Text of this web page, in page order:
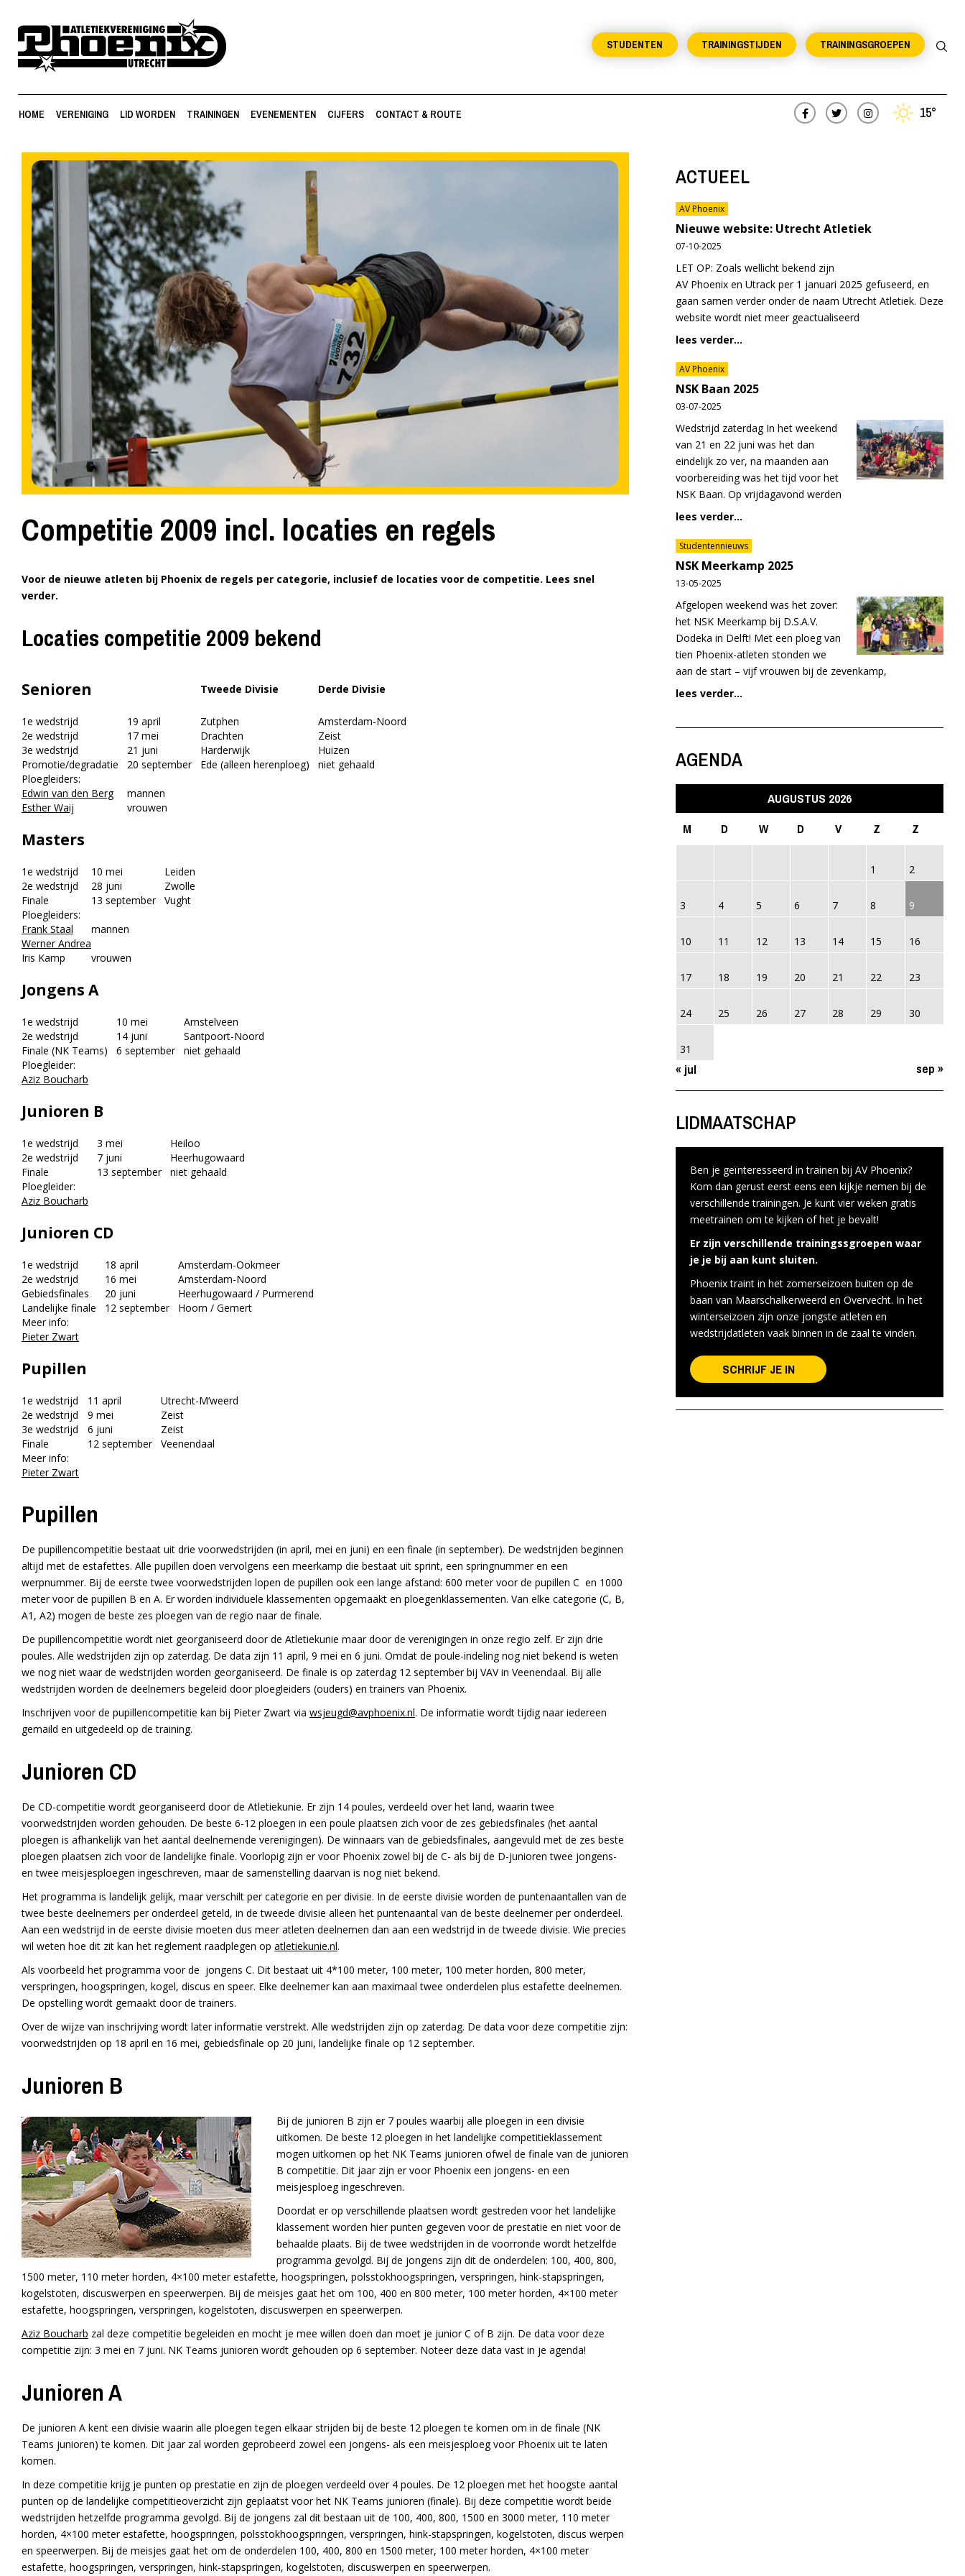
TRAININGSGROEPEN
TRAININGSTIJDEN
STUDENTEN
HOME VERENIGING LID WORDEN TRAININGEN EVENEMENTEN CIJFERS CONTACT & ROUTE 15°
Competitie 2009 incl. locaties en regels
Voor de nieuwe atleten bij Phoenix de regels per categorie, inclusief de locaties voor de competitie. Lees snel
verder.
Locaties competitie 2009 bekend
Senioren Tweede Divisie Derde Divisie
1e wedstrijd 19 april Zutphen
Amsterdam-Noord
2e wedstrijd
17 mei Drachten
Zeist
3e wedstrijd
21 juni Harderwijk
Huizen
Promotie/degradatie 20 septemberEde (alleen herenploeg) niet gehaald
Ploegleiders:
Edwin van den Berg
mannen
Esther Waij
vrouwen
Masters
1e wedstrijd 10 mei
Leiden
2e wedstrijd
28 juni
Zwolle
Finale
13 septemberVught
Ploegleiders:
Frank Staal
mannen
Werner Andrea
Iris Kamp
vrouwen
Jongens A
1e wedstrijd 10 mei
Amstelveen
2e wedstrijd
14 juni
Santpoort-Noord
Finale (NK Teams) 6 septemberniet gehaald
Ploegleider:
Aziz Boucharb
Junioren B
1e wedstrijd 3 mei
Heiloo
2e wedstrijd
7 juni
Heerhugowaard
Finale
13 septemberniet gehaald
Ploegleider:
Aziz Boucharb
Junioren CD
1e wedstrijd 18 april
Amsterdam-Ookmeer
2e wedstrijd
16 mei
Amsterdam-Noord
Gebiedsfinales
20 juni
Heerhugowaard / Purmerend
Landelijke finale 12 septemberHoorn / Gemert
Meer info:
Pieter Zwart
Pupillen
1e wedstrijd 11 april
Utrecht-M’weerd
2e wedstrijd
9 mei
Zeist
3e wedstrijd
6 juni
Zeist
Finale
12 septemberVeenendaal
Meer info:
Pieter Zwart
Pupillen
De pupillencompetitie bestaat uit drie voorwedstrijden (in april, mei en juni) en een finale (in september). De wedstrijden beginnen
altijd met de estafettes. Alle pupillen doen vervolgens een meerkamp die bestaat uit sprint, een springnummer en een
werpnummer. Bij de eerste twee voorwedstrijden lopen de pupillen ook een lange afstand: 600 meter voor de pupillen C en 1000
meter voor de pupillen B en A. Er worden individuele klassementen opgemaakt en ploegenklassementen. Van elke categorie (C, B,
A1, A2) mogen de beste zes ploegen van de regio naar de finale.
De pupillencompetitie wordt niet georganiseerd door de Atletiekunie maar door de verenigingen in onze regio zelf. Er zijn drie
poules. Alle wedstrijden zijn op zaterdag. De data zijn 11 april, 9 mei en 6 juni. Omdat de poule-indeling nog niet bekend is weten
we nog niet waar de wedstrijden worden georganiseerd. De finale is op zaterdag 12 september bij VAV in Veenendaal. Bij alle
wedstrijden worden de deelnemers begeleid door ploegleiders (ouders) en trainers van Phoenix.
Inschrijven voor de pupillencompetitie kan bij Pieter Zwart via wsjeugd@avphoenix.nl. De informatie wordt tijdig naar iedereen
gemaild en uitgedeeld op de training.
Junioren CD
De CD-competitie wordt georganiseerd door de Atletiekunie. Er zijn 14 poules, verdeeld over het land, waarin twee
voorwedstrijden worden gehouden. De beste 6-12 ploegen in een poule plaatsen zich voor de zes gebiedsfinales (het aantal
ploegen is afhankelijk van het aantal deelnemende verenigingen). De winnaars van de gebiedsfinales, aangevuld met de zes beste
ploegen plaatsen zich voor de landelijke finale. Voorlopig zijn er voor Phoenix zowel bij de C- als bij de D-junioren twee jongens-
en twee meisjesploegen ingeschreven, maar de samenstelling daarvan is nog niet bekend.
Het programma is landelijk gelijk, maar verschilt per categorie en per divisie. In de eerste divisie worden de puntenaantallen van de
twee beste deelnemers per onderdeel geteld, in de tweede divisie alleen het puntenaantal van de beste deelnemer per onderdeel.
Aan een wedstrijd in de eerste divisie moeten dus meer atleten deelnemen dan aan een wedstrijd in de tweede divisie. Wie precies
wil weten hoe dit zit kan het reglement raadplegen op atletiekunie.nl.
Als voorbeeld het programma voor de jongens C. Dit bestaat uit 4*100 meter, 100 meter, 100 meter horden, 800 meter,
verspringen, hoogspringen, kogel, discus en speer. Elke deelnemer kan aan maximaal twee onderdelen plus estafette deelnemen.
De opstelling wordt gemaakt door de trainers.
Over de wijze van inschrijving wordt later informatie verstrekt. Alle wedstrijden zijn op zaterdag. De data voor deze competitie zijn:
voorwedstrijden op 18 april en 16 mei, gebiedsfinale op 20 juni, landelijke finale op 12 september.
Junioren B
Bij de junioren B zijn er 7 poules waarbij alle ploegen in een divisie
uitkomen. De beste 12 ploegen in het landelijke competitieklassement
mogen uitkomen op het NK Teams junioren ofwel de finale van de junioren
B competitie. Dit jaar zijn er voor Phoenix een jongens- en een
meisjesploeg ingeschreven.
Doordat er op verschillende plaatsen wordt gestreden voor het landelijke
klassement worden hier punten gegeven voor de prestatie en niet voor de
behaalde plaats. Bij de twee wedstrijden in de voorronde wordt hetzelfde
programma gevolgd. Bij de jongens zijn dit de onderdelen: 100, 400, 800,
1500 meter, 110 meter horden, 4×100 meter estafette, hoogspringen, polsstokhoogspringen, verspringen, hink-stapspringen,
kogelstoten, discuswerpen en speerwerpen. Bij de meisjes gaat het om 100, 400 en 800 meter, 100 meter horden, 4×100 meter
estafette, hoogspringen, verspringen, kogelstoten, discuswerpen en speerwerpen.
Aziz Boucharb zal deze competitie begeleiden en mocht je mee willen doen dan moet je junior C of B zijn. De data voor deze
competitie zijn: 3 mei en 7 juni. NK Teams junioren wordt gehouden op 6 september. Noteer deze data vast in je agenda!
Junioren A
De junioren A kent een divisie waarin alle ploegen tegen elkaar strijden bij de beste 12 ploegen te komen om in de finale (NK
Teams junioren) te komen. Dit jaar zal worden geprobeerd zowel een jongens- als een meisjesploeg voor Phoenix uit te laten
komen.
In deze competitie krijg je punten op prestatie en zijn de ploegen verdeeld over 4 poules. De 12 ploegen met het hoogste aantal
punten op de landelijke competitieoverzicht zijn geplaatst voor het NK Teams junioren (finale). Bij deze competitie wordt beide
wedstrijden hetzelfde programma gevolgd. Bij de jongens zal dit bestaan uit de 100, 400, 800, 1500 en 3000 meter, 110 meter
horden, 4×100 meter estafette, hoogspringen, polsstokhoogspringen, verspringen, hink-stapspringen, kogelstoten, discus werpen
en speerwerpen. Bij de meisjes gaat het om de onderdelen 100, 400, 800 en 1500 meter, 100 meter horden, 4×100 meter
estafette, hoogspringen, verspringen, hink-stapspringen, kogelstoten, discuswerpen en speerwerpen.
ACTUEEL
AV Phoenix
Nieuwe website: Utrecht Atletiek
07-10-2025
LET OP: Zoals wellicht bekend zijn
AV Phoenix en Utrack per 1 januari 2025 gefuseerd, en
gaan samen verder onder de naam Utrecht Atletiek. Deze
website wordt niet meer geactualiseerd
lees verder...
AV Phoenix
NSK Baan 2025
03-07-2025
Wedstrijd zaterdag In het weekend
van 21 en 22 juni was het dan
eindelijk zo ver, na maanden aan
voorbereiding was het tijd voor het
NSK Baan. Op vrijdagavond werden
lees verder...
Studentennieuws
NSK Meerkamp 2025
13-05-2025
Afgelopen weekend was het zover:
het NSK Meerkamp bij D.S.A.V.
Dodeka in Delft! Met een ploeg van
tien Phoenix-atleten stonden we
aan de start – vijf vrouwen bij de zevenkamp,
lees verder...
AGENDA
AUGUSTUS 2026
M
D W D V Z Z
1 2
3 4 5 6 7 8 9
10 11 12 13 14 15 16
17 18 19 20 21 22 23
24 25 26 27 28 29 30
31
« jul sep »
LIDMAATSCHAP
Ben je geïnteresseerd in trainen bij AV Phoenix?
Kom dan gerust eerst eens een kijkje nemen bij de
verschillende trainingen. Je kunt vier weken gratis
meetrainen om te kijken of het je bevalt!
Er zijn verschillende trainingssgroepen waar
je je bij aan kunt sluiten.
Phoenix traint in het zomerseizoen buiten op de
baan van Maarschalkerweerd en Overvecht. In het
winterseizoen zijn onze jongste atleten en
wedstrijdatleten vaak binnen in de zaal te vinden.
SCHRIJF JE IN